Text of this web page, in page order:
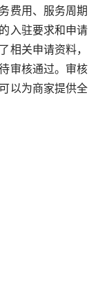
费用、服务周期
入驻要求和申请
相关申请资料，
审核通过。审核
以为商家提供全